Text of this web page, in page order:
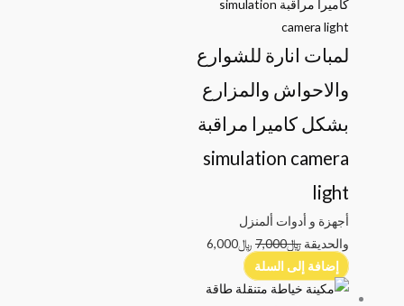
لمبات انارة للشوارع
والاحواش والمزارع
بشكل كاميرا مراقبة
simulation camera
light
أجهزة و أدوات ألمنزل
والحديقة﷼7,000 ﷼6,000
إضافة إلى السلة